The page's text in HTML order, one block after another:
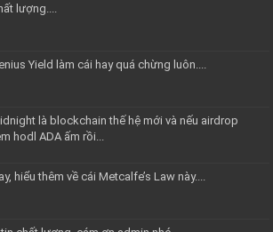
lượng....
Yield làm cái hay quá chừng luôn....
là blockchain thế hệ mới và nếu airdrop
hodl ADA ấm rồi...
hiểu thêm về cái Metcalfe’s Law này....